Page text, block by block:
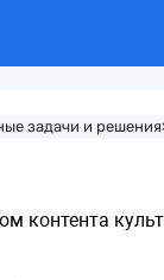
контента